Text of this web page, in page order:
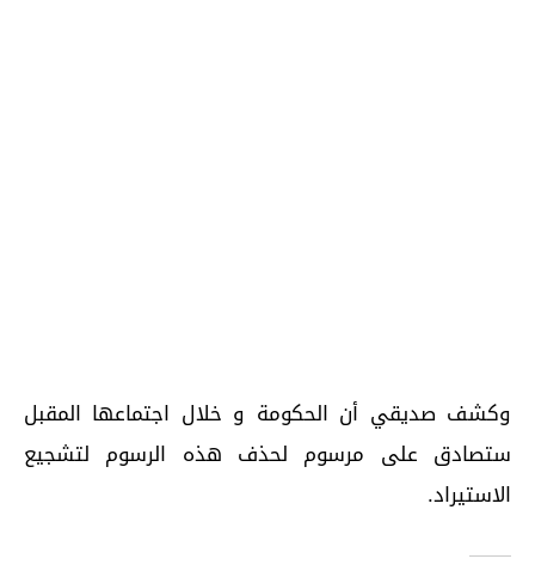
وكشف صديقي أن الحكومة و خلال اجتماعها المقبل
ستصادق على مرسوم لحذف هذه الرسوم لتشجيع
الاستيراد.